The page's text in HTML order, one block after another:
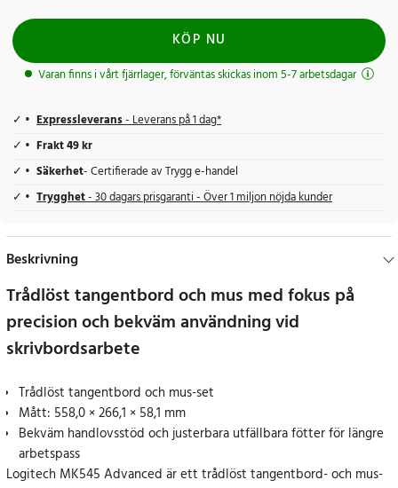
KÖP NU
Varan finns i vårt fjärrlager, förväntas skickas inom 5-7 arbetsdagar
Expressleverans- Leverans på 1 dag*
Frakt 49 kr
Säkerhet- Certifierade av Trygg e-handel
Trygghet- 30 dagars prisgaranti - Över 1 miljon nöjda kunder
Beskrivning
Trådlöst tangentbord och mus med fokus på
precision och bekväm användning vid
skrivbordsarbete
Trådlöst tangentbord och mus-set
Mått: 558,0 × 266,1 × 58,1 mm
Bekväm handlovsstöd och justerbara utfällbara fötter för längre
arbetspass
Logitech MK545 Advanced är ett trådlöst tangentbord- och mus-